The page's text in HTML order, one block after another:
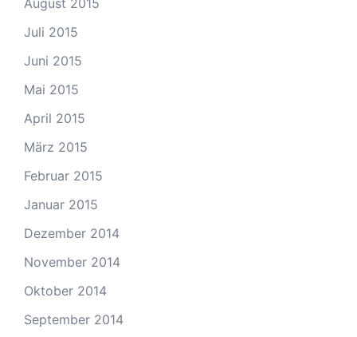
August 2015
Juli 2015
Juni 2015
Mai 2015
April 2015
März 2015
Februar 2015
Januar 2015
Dezember 2014
November 2014
Oktober 2014
September 2014